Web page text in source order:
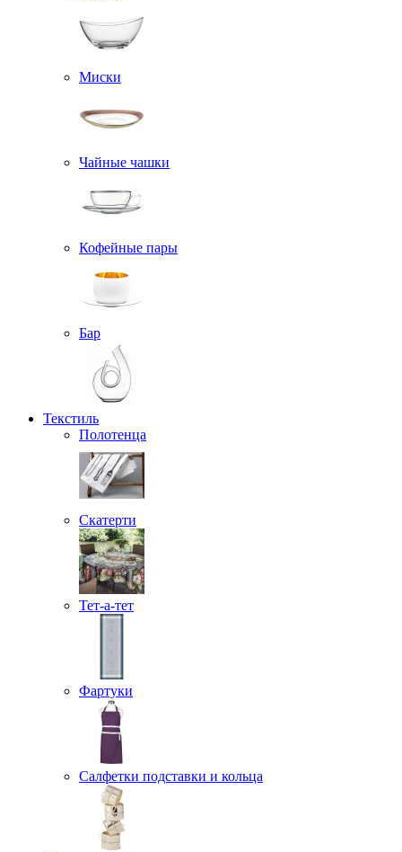
Миски
Чайные чашки
Кофейные пары
Бар
Текстиль
Полотенца
Скатерти
Тет-а-тет
Фартуки
Салфетки подставки и кольца